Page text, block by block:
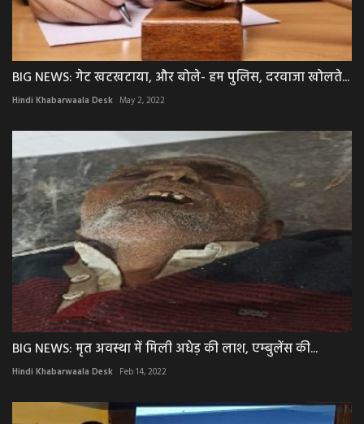
BIG NEWS: गेट खटखटाया, और बोले- हम पुलिस, दरवाजा खोलते...
Hindi Khabarwaala Desk May 2, 2022
BIG NEWS: मृत अवस्था में मिली अधेड़ की लाश, एम्बुलेंस की...
Hindi Khabarwaala Desk Feb 14, 2022